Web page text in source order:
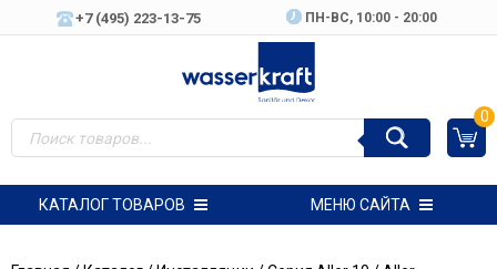
+7 (495) 223-13-75 ПН-ВC, 10:00 - 20:00
0
КАТАЛОГ ТОВАРОВ МЕНЮ САЙТА